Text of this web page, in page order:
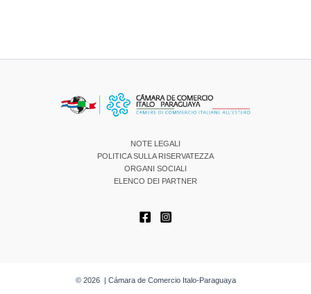
NOTE LEGALI
POLITICA SULLA RISERVATEZZA
ORGANI SOCIALI
ELENCO DEI PARTNER
© 2026 | Cámara de Comercio Italo-Paraguaya